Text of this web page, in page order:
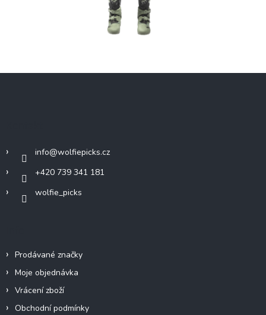
info@wolfiepicks.cz
+420 739 341 181
wolfie_picks
Prodávané značky
Moje objednávka
Vrácení zboží
Obchodní podmínky